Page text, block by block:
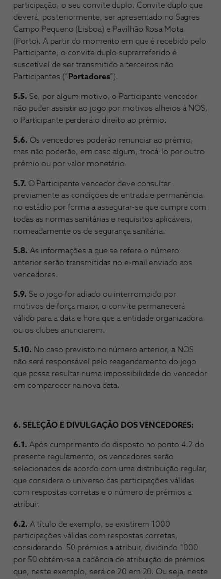
participação, o seu convite duplo. Convite duplo que
deverá, posteriormente, ser apresentado no Sagres
Campo Pequeno (Lisboa) e Pavilhão Rosa Mota
(Porto). A partir do momento em que é recebido pelo
Participante, o convite duplo suprarreferido é
suscetível de ser transmitido a terceiros não
Participantes (“ Portadores”).
5.5. Se, por algum motivo, o Participante vencedor
não puder assistir ao jogo por motivos alheios à NOS,
o Participante perderá o direito ao prémio.
5.6. Os vencedores poderão renunciar ao prémio,
mas não poderão, em caso algum, trocá-lo por outro
prémio ou por valor monetário.
5.7. O Participante vencedor deve consultar
previamente as condições de entrada e permanência
no estádio por forma a assegurar-se que cumpre com
todas as normas sanitárias e requisitos aplicáveis,
nomeadamente os de segurança sanitária.
5.8. As informações a que se refere o número
anterior serão transmitidas no e-mail enviado aos
vencedores.
5.9. Se o jogo for adiado ou interrompido por
motivos de força maior, o convite permanecerá
válido para a data e hora que a entidade organizadora
ou os clubes anunciarem.
5.10. No caso previsto no número anterior, a NOS
não será responsável pelo reagendamento do jogo
que possa resultar numa impossibilidade do vencedor
em comparecer na nova data.
6. SELEÇÃO E DIVULGAÇÃO DOS VENCEDORES:
6.1. Após cumprimento do disposto no ponto 4.2 do
presente regulamento, os vencedores serão
selecionados de acordo com uma distribuição regular,
que considera o universo das participações válidas
com respostas corretas e o número de prémios a
atribuir.
6.2. A título de exemplo, se existirem 1000
participações válidas com respostas corretas,
considerando 50 prémios a atribuir, dividindo 1000
por 50 obtém-se a cadência de atribuição de prémios
que, neste exemplo, será de 20 em 20. Ou seja, neste